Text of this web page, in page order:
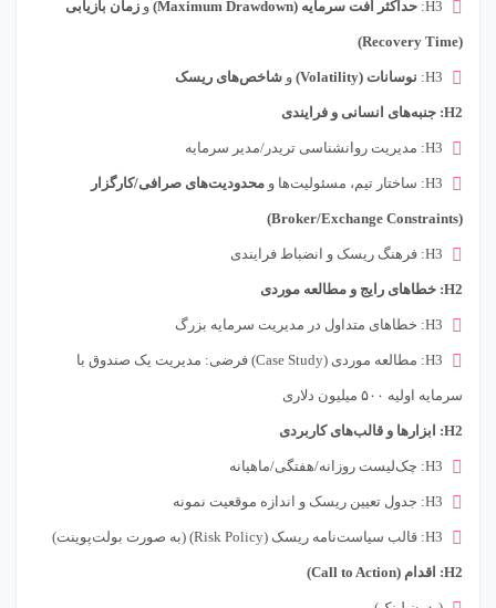
H3: حداکثر افت سرمایه (Maximum Drawdown) و زمان بازیابی
(Recovery Time)
H3: نوسانات (Volatility) و شاخص‌های ریسک
H2: جنبه‌های انسانی و فرایندی
H3: مدیریت روانشناسی تریدر/مدیر سرمایه
H3: ساختار تیم، مسئولیت‌ها و محدودیت‌های صرافی/کارگزار
(Broker/Exchange Constraints)
H3: فرهنگ ریسک و انضباط فرایندی
H2: خطاهای رایج و مطالعه موردی
H3: خطاهای متداول در مدیریت سرمایه بزرگ
H3: مطالعه موردی (Case Study) فرضی: مدیریت یک صندوق با
سرمایه اولیه ۵۰۰ میلیون دلاری
H2: ابزارها و قالب‌های کاربردی
H3: چک‌لیست روزانه/هفتگی/ماهیانه
H3: جدول تعیین ریسک و اندازه موقعیت نمونه
H3: قالب سیاست‌نامه ریسک (Risk Policy) (به صورت بولت‌پوینت)
H2: اقدام (Call to Action)